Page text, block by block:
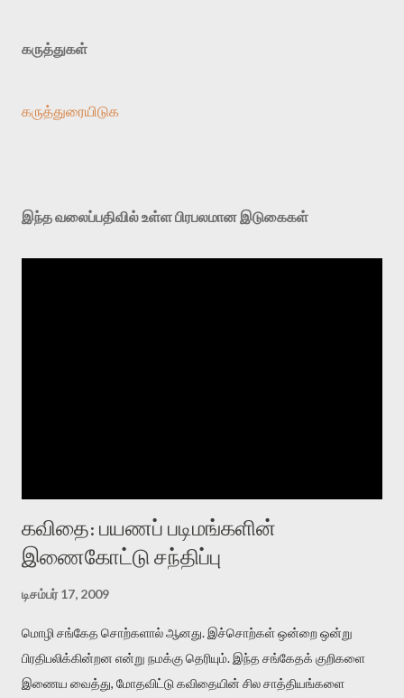
கருத்துகள்
கருத்துரையிடுக
இந்த வலைப்பதிவில் உள்ள பிரபலமான இடுகைகள்
கவிதை: பயணப் படிமங்களின்
இணைகோட்டு சந்திப்பு
டிசம்பர் 17, 2009
மொழி சங்கேத சொற்களால் ஆனது. இச்சொற்கள் ஒன்றை ஒன்று
பிரதிபலிக்கின்றன என்று நமக்கு தெரியும். இந்த சங்கேதக் குறிகளை
இணைய வைத்து, மோதவிட்டு கவிதையின் சில சாத்தியங்களை